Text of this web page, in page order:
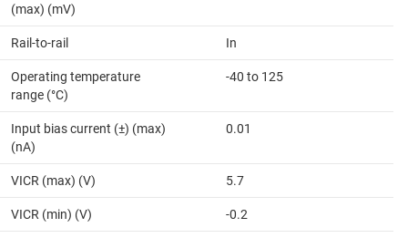
(max) (mV)
Rail-to-rail In
Operating temperature
range (°C)
-40 to 125
Input bias current (±) (max)
(nA)
0.01
VICR (max) (V) 5.7
VICR (min) (V) -0.2